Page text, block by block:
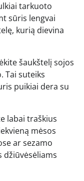
tarkuoto
sūris lengvai
kurią dievina
šaukštelį sojos
Tai suteiks
puikiai dera su
labai traškius
mėsos
ar sezamo
džiūvėsėliams